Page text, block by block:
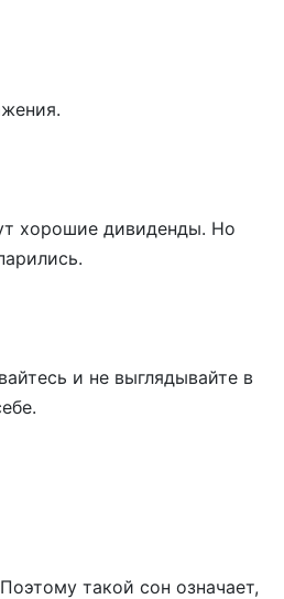
хорошие дивиденды. Но
и не выглядывайте в
такой сон означает,